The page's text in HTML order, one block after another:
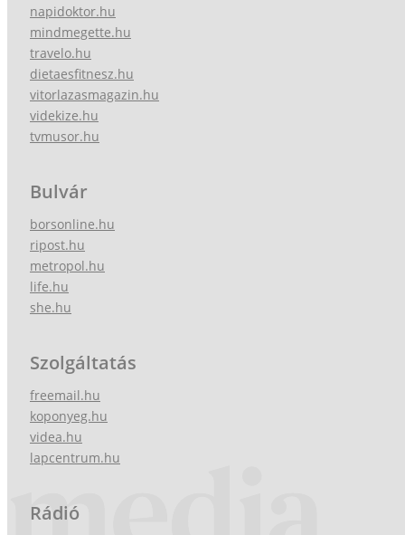
napidoktor.hu
mindmegette.hu
travelo.hu
dietaesfitnesz.hu
vitorlazasmagazin.hu
videkize.hu
tvmusor.hu
Bulvár
borsonline.hu
ripost.hu
metropol.hu
life.hu
she.hu
Szolgáltatás
freemail.hu
koponyeg.hu
videa.hu
lapcentrum.hu
Rádió